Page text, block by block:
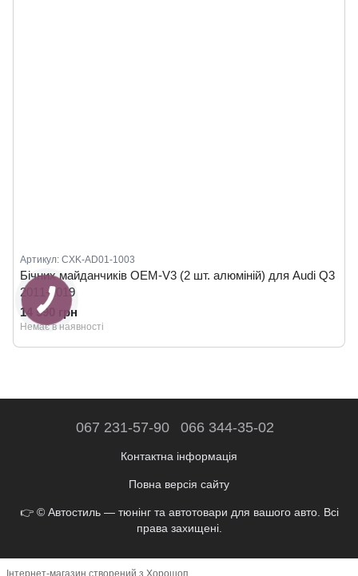
Артикул: CXK-AD01-1003
Бічних майданчиків OEM-V3 (2 шт. алюміній) для Audi Q3
2011-2019
14 590 грн
Немає в наявності
067 231-57-90 066 344-35-02
Контактна інформація
Повна версія сайту
👉 © Автостиль — тюнінг та автотовари для вашого авто. Всі
права захищені.
Інтернет-магазин створений з Хорошоп